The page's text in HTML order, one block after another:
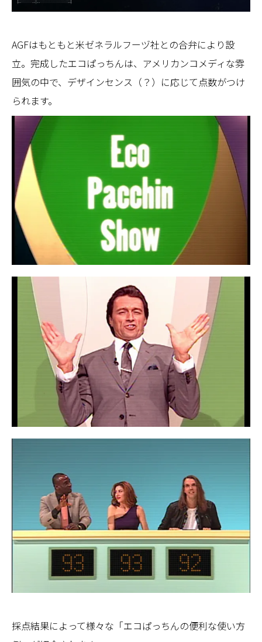
AGFはもともと米ゼネラルフーヅ社との合弁により設
立。完成したエコぱっちんは、アメリカンコメディな雰
囲気の中で、デザインセンス（？）に応じて点数がつけ
られます。
採点結果によって様々な「エコぱっちんの便利な使い方